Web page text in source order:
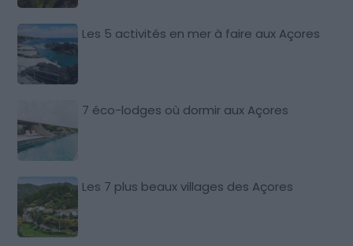
Les 5 activités en mer à faire aux Açores
7 éco-lodges où dormir aux Açores
Les 7 plus beaux villages des Açores